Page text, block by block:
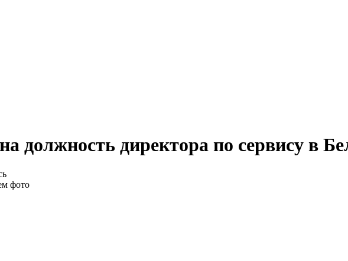
должность директора по сервису в
фото